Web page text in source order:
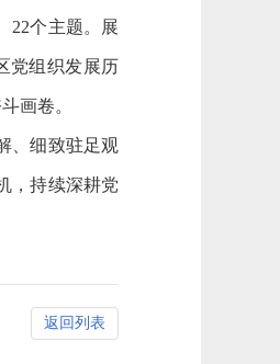
22个主题。展
党组织发展历
画卷。
、细致驻足观
，持续深耕党
返回列表